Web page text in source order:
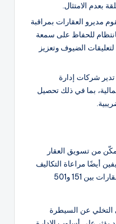
بعدم الامتثال.
مديرو العقارات بمراقبة
للحفاظ على سمعة
لتعليقات الضيوف وتعزيز
تدير شركات إدارة
بما في ذلك تحصيل
من تسويق العقار
أيضًا مراعاة التكاليف
المُصاحبة. عادةً، تتراوح رسوم إدارة العقارات بين 151 و501
التخلي عن السيطرة